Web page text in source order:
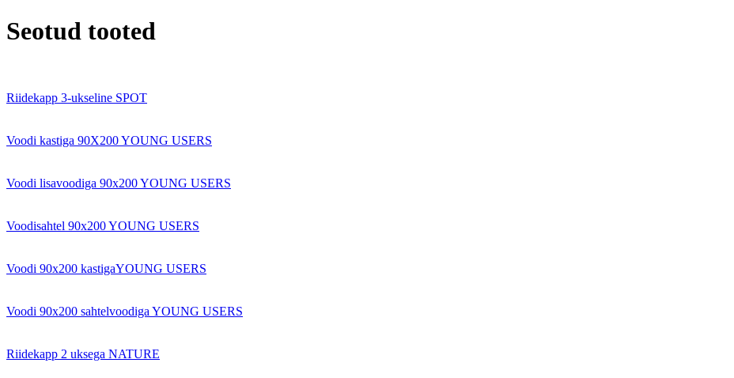
Seotud tooted
Riidekapp 3-ukseline SPOT
Voodi kastiga 90X200 YOUNG USERS
Voodi lisavoodiga 90x200 YOUNG USERS
Voodisahtel 90x200 YOUNG USERS
Voodi 90x200 kastigaYOUNG USERS
Voodi 90x200 sahtelvoodiga YOUNG USERS
Riidekapp 2 uksega NATURE